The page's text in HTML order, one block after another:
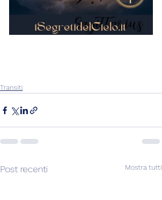
Transiti
Post recenti Mostra tutti